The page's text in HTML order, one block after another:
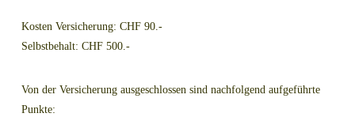
Kosten Versicherung: CHF 90.-
Selbstbehalt: CHF 500.-
Von der Versicherung ausgeschlossen sind nachfolgend aufgeführte
Punkte: